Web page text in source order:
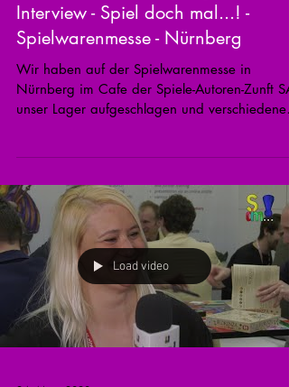
Interview - Spiel doch mal...! -
Spielwarenmesse - Nürnberg
Wir haben auf der Spielwarenmesse in
Nürnberg im Cafe der Spiele-Autoren-Zunft
unser Lager aufgeschlagen und verschiedene
Load video